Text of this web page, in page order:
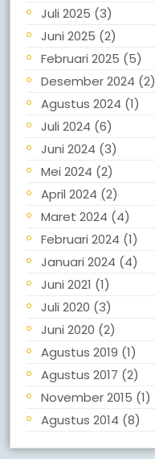
Juli 2025 (3)
Juni 2025 (2)
Februari 2025 (5)
Desember 2024 (2)
Agustus 2024 (1)
Juli 2024 (6)
Juni 2024 (3)
Mei 2024 (2)
April 2024 (2)
Maret 2024 (4)
Februari 2024 (1)
Januari 2024 (4)
Juni 2021 (1)
Juli 2020 (3)
Juni 2020 (2)
Agustus 2019 (1)
Agustus 2017 (2)
November 2015 (1)
Agustus 2014 (8)